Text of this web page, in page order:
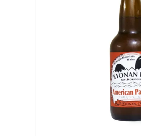
お買い物カゴに追加